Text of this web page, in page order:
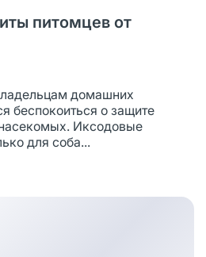
питомцев от
домашних
беспокоиться о защите
Иксодовые
для соба...